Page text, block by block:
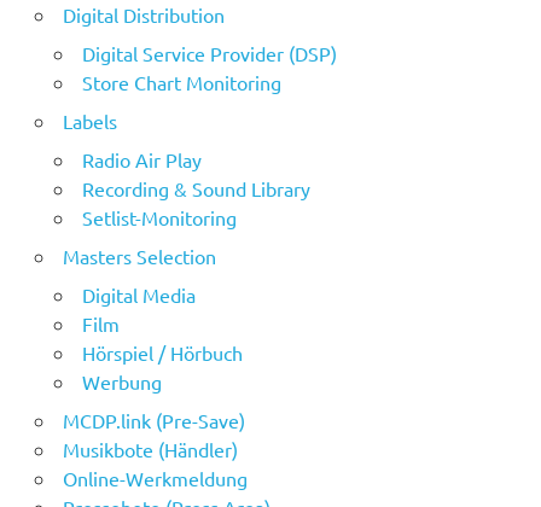
Digital Distribution
Digital Service Provider (DSP)
Store Chart Monitoring
Labels
Radio Air Play
Recording & Sound Library
Setlist-Monitoring
Masters Selection
Digital Media
Film
Hörspiel / Hörbuch
Werbung
MCDP.link (Pre-Save)
Musikbote (Händler)
Online-Werkmeldung